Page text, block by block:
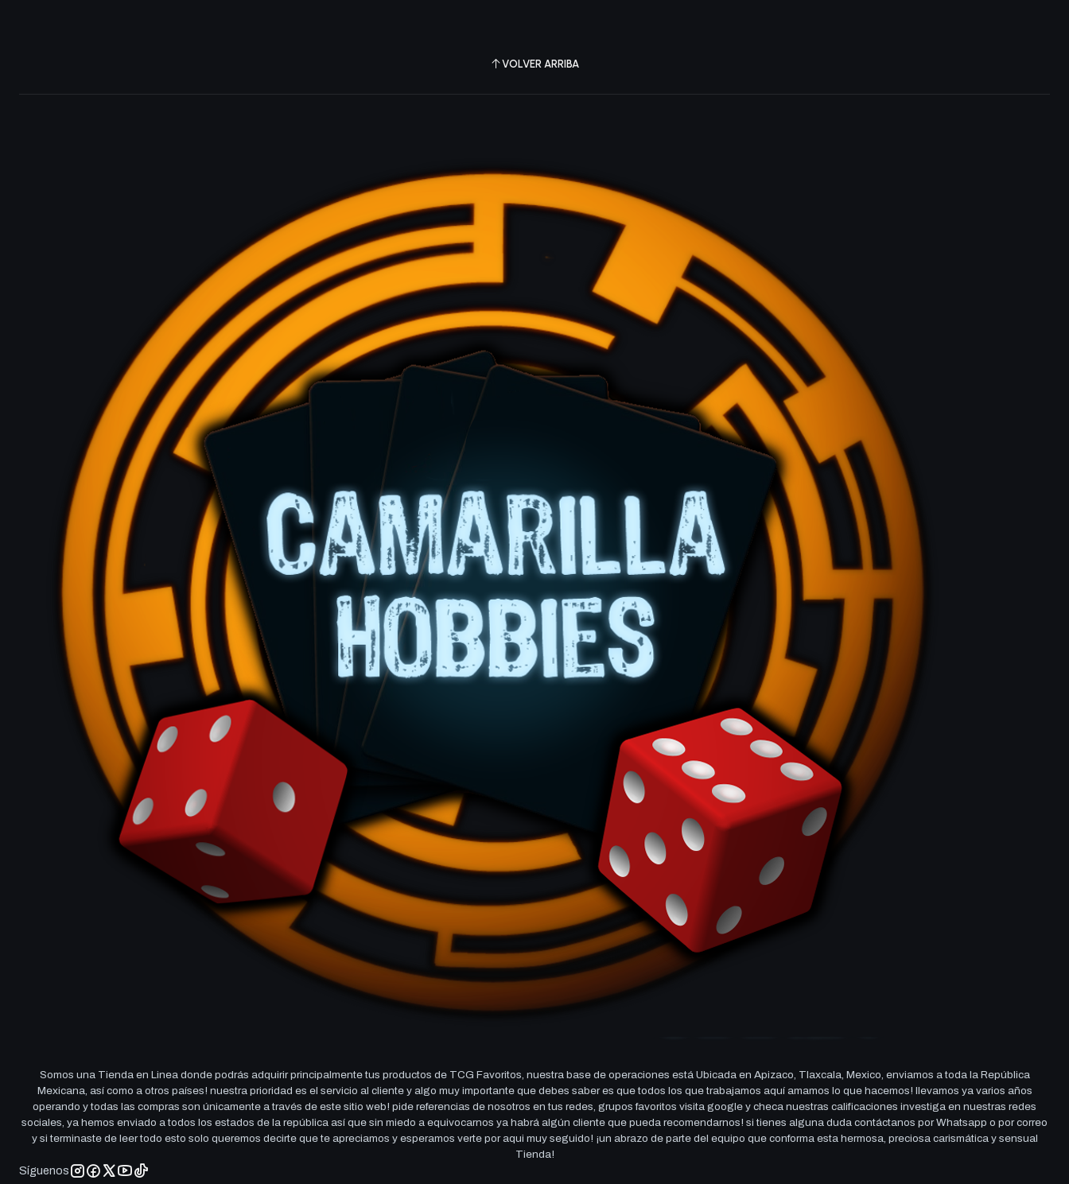
VOLVER ARRIBA
Somos una Tienda en Linea donde podrás adquirir principalmente tus productos de TCG Favoritos, nuestra base de operaciones está Ubicada en Apizaco, Tlaxcala, Mexico, enviamos a toda la República
Mexicana, así como a otros países! nuestra prioridad es el servicio al cliente y algo muy importante que debes saber es que todos los que trabajamos aquí amamos lo que hacemos! llevamos ya varios años
operando y todas las compras son únicamente a través de este sitio web! pide referencias de nosotros en tus redes, grupos favoritos visita google y checa nuestras calificaciones investiga en nuestras redes
sociales, ya hemos enviado a todos los estados de la república así que sin miedo a equivocarnos ya habrá algún cliente que pueda recomendarnos! si tienes alguna duda contáctanos por Whatsapp o por correo
y si terminaste de leer todo esto solo queremos decirte que te apreciamos y esperamos verte por aqui muy seguido! ¡un abrazo de parte del equipo que conforma esta hermosa, preciosa carismática y sensual
Tienda!
Síguenos